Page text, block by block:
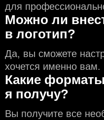
для
Можно ли
в логотип?
Да, вы сможете
хочется именно вам.
Какие
я получу?
Вы получите все